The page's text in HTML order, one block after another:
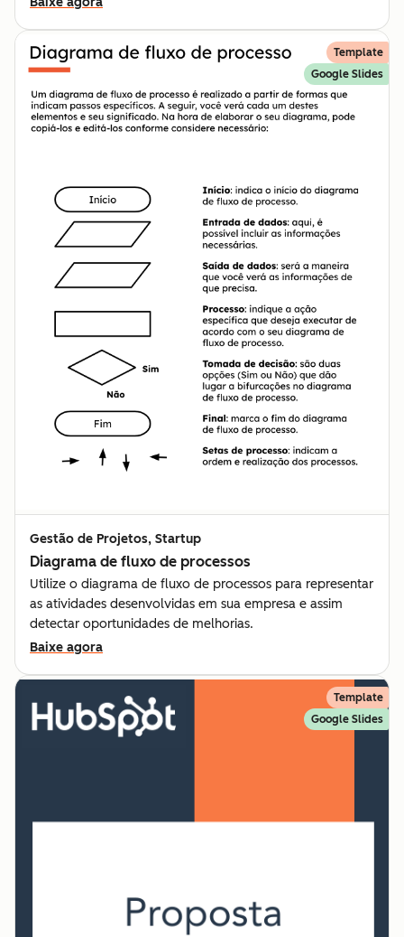
Template
Google Slides
Gestão de Projetos, Startup
Diagrama de fluxo de processos
Utilize o diagrama de fluxo de processos para representar
as atividades desenvolvidas em sua empresa e assim
detectar oportunidades de melhorias.
Baixe agora
Template
Google Slides